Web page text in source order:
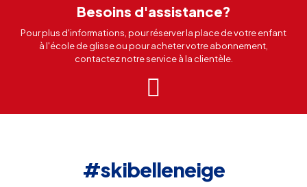
Besoins d'assistance?
Pour plus d'informations, pour réserver la place de votre enfant
à l'école de glisse ou pour acheter votre abonnement,
contactez notre service à la clientèle.
#skibelleneige